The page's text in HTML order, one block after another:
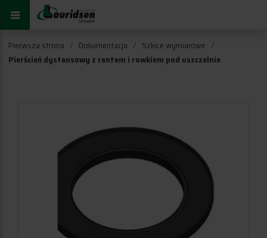
Pierwsza strona Dokumentacja
Szkice wymiarowe
Pierścień dystansowy z rantem i rowkiem pod uszczelnie